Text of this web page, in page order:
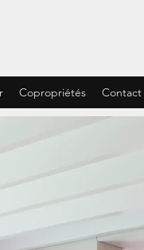
Copropriétés Contact